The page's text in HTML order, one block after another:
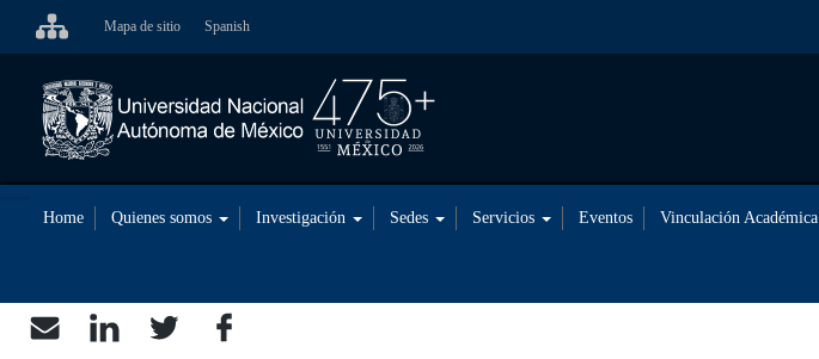
content
Mapa de sitio Spanish
Home Quienes somos Investigación Sedes Servicios Eventos Vinculación Académica